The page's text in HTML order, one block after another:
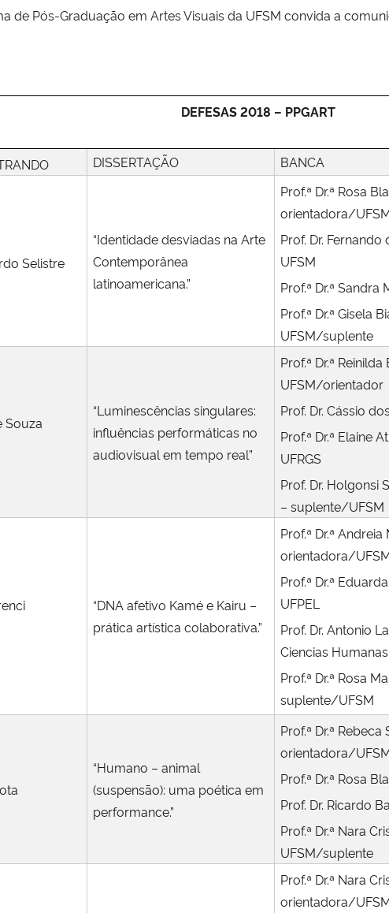
de Pós-Graduação em Artes Visuais da UFSM convida a
DEFESAS 2018 – PPGART
DISSERTAÇÃO BANCA
Selistre
“Identidade desviadas na Arte
Contemporânea
latinoamericana.”
Prof.ª Dr.ª Rosa
orientadora/
Prof. Dr.
UFSM
Prof.ª Dr.ª
Prof.ª Dr.ª Gisela
UFSM/suplente
Souza
“Luminescências singulares:
influências performáticas no
audiovisual em tempo real”
Prof.ª Dr.ª
UFSM/orientador
Prof. Dr. Cássio
Prof.ª Dr.ª Elaine
UFRGS
Prof. Dr. Holgonsi
– suplente/UFSM
“DNA afetivo Kamé e Kairu –
prática artística colaborativa.”
Prof.ª Dr.ª
orientadora/
Prof.ª Dr.ª
UFPEL
Prof. Dr. Antonio
Ciencias
Prof.ª Dr.ª Rosa
suplente/UFSM
“Humano – animal
(suspensão): uma poética em
performance.”
Prof.ª Dr.ª
orientadora/
Prof.ª Dr.ª Rosa
Prof. Dr. Ricardo
Prof.ª Dr.ª Nara
UFSM/suplente
Prof.ª Dr.ª Nara
orientadora/